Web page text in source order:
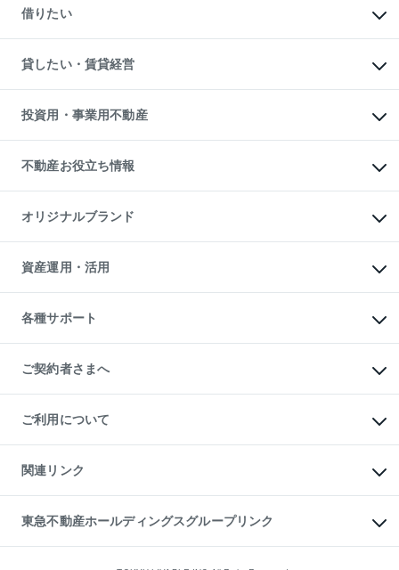
中古一戸建ての購入
不動産購入の流れ
注目キーワード物件特集
購入ガイド
English 繁体中文簡体中文
一戸建ての売却・査定
土地の売却・査定
スピードAI査定
不動産査定について
不動産売却の流れ
不動産買換えの流れ
売却ガイド
借りたい
オフィス・店舗の賃貸
借りるときの流れ
借りるガイド
貸したい・賃貸経営
マンション賃料データ
賃貸管理プラン
リロケーションについて
貸すガイド
投資用・事業用不動産
事業用不動産
マンション投資
投資用マンション
アパート経営
収益物件
ビル購入（ビル一棟）
投資用不動産の売却査定
事業用不動産の売却査定
不動産お役立ち情報
マンションライブラリー
人気マンションランキング
暮らしに役立つ不動産メディア
不動産相場・不動産価格情報
不動産コラム・ニュース
不動産用語集
不動産なんでもネット相談室
住まいの税金
オリジナルブランド
一棟リノベーションマンション
L`GENTE（ルジェンテ）
区分リノベーションマンション
投資用一棟レジデンスWELL
不動産小口投資
LEGACIA（レガシア）
資産運用・活用
不動産M&A
アセットマネジメント・出資
各種サポート
相続サポート
リフォームサポート
ご契約者さまへ
ご紹介・再契約特典
入居者様専用-各種ご案内（賃貸）
東急こすもす会「こすもすWeb」
ご利用について
金融商品取引について
東急リバブル ソーシャルメディアポリシー
ご意見・お問い合わせ（金融商品取引専用の相談・お問い合わせ窓口）
ダイレクトメール（郵送物）・Eメールなどの送付停止について
関連リンク
これからご結婚される方に東急百貨店のブライダルクラブ
人材サービスのご用命は 東急リバブルスタッフ株式会社まで
東北の逸品を贈ります 東北すぐれものセレクション
東急不動産ホールディングスグループリンク
東急コミュニティー